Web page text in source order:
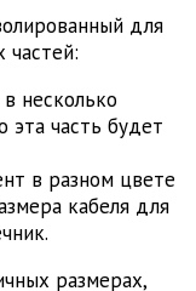
для
частей:
несколько
эта часть будет
в разном цвете
кабеля для
размерах,